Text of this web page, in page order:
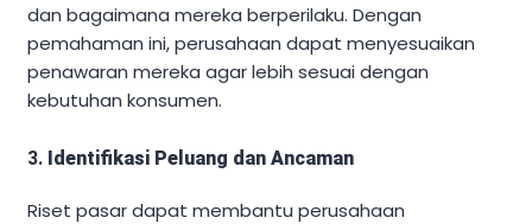
dan bagaimana mereka berperilaku. Dengan
pemahaman ini, perusahaan dapat menyesuaikan
penawaran mereka agar lebih sesuai dengan
kebutuhan konsumen.
3. Identifikasi Peluang dan Ancaman
Riset pasar dapat membantu perusahaan